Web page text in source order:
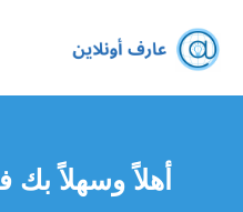
أهلاً وسهلاً بك